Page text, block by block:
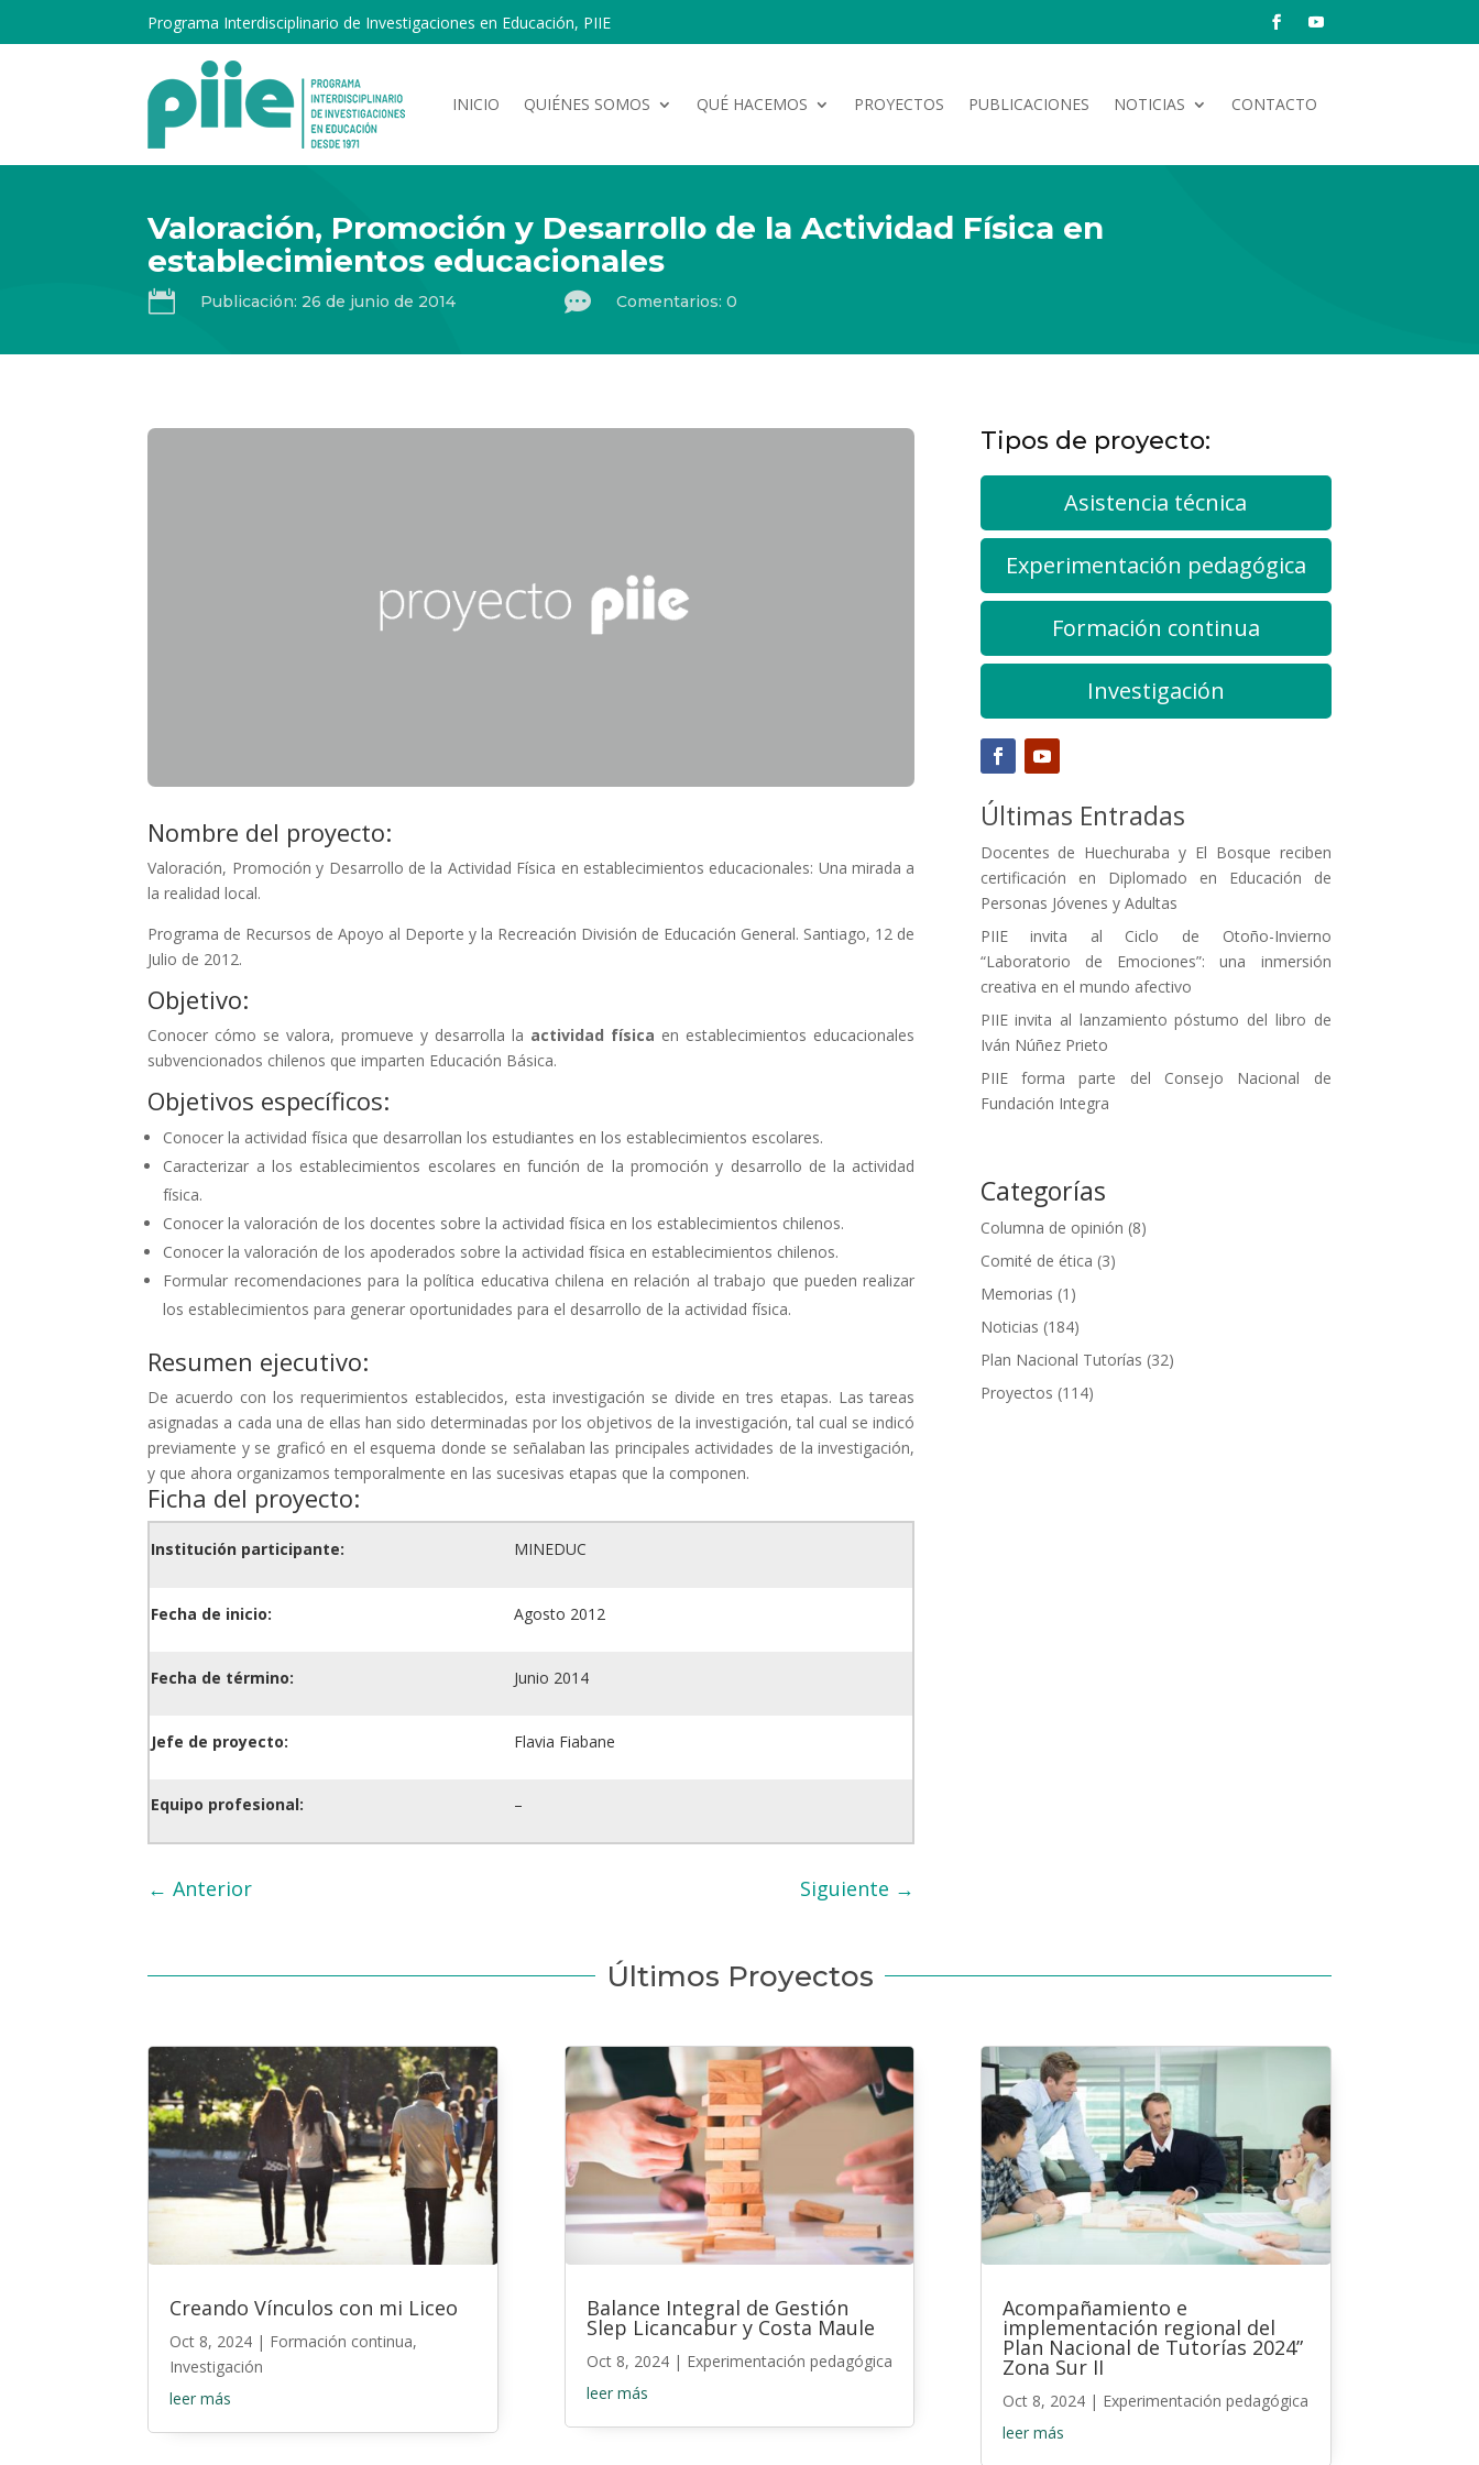
Programa Interdisciplinario de Investigaciones en Educación, PIIE
INICIO QUIÉNES SOMOS QUÉ HACEMOS PROYECTOS PUBLICACIONES NOTICIAS CONTACTO
Valoración, Promoción y Desarrollo de la Actividad Física en
establecimientos educacionales
 Publicación: 26 de junio de 2014  Comentarios: 0
Nombre del proyecto:
Valoración, Promoción y Desarrollo de la Actividad Física en establecimientos educacionales: Una mirada a
la realidad local.
Programa de Recursos de Apoyo al Deporte y la Recreación División de Educación General. Santiago, 12 de
Julio de 2012.
Objetivo:
Conocer cómo se valora, promueve y desarrolla la actividad física en establecimientos educacionales
subvencionados chilenos que imparten Educación Básica.
Objetivos específicos:
Conocer la actividad física que desarrollan los estudiantes en los establecimientos escolares.
Caracterizar a los establecimientos escolares en función de la promoción y desarrollo de la actividad
física.
Conocer la valoración de los docentes sobre la actividad física en los establecimientos chilenos.
Conocer la valoración de los apoderados sobre la actividad física en establecimientos chilenos.
Formular recomendaciones para la política educativa chilena en relación al trabajo que pueden realizar
los establecimientos para generar oportunidades para el desarrollo de la actividad física.
Resumen ejecutivo:
De acuerdo con los requerimientos establecidos, esta investigación se divide en tres etapas. Las tareas
asignadas a cada una de ellas han sido determinadas por los objetivos de la investigación, tal cual se indicó
previamente y se graficó en el esquema donde se señalaban las principales actividades de la investigación,
y que ahora organizamos temporalmente en las sucesivas etapas que la componen.
Ficha del proyecto:
Institución participante: MINEDUC
Fecha de inicio: Agosto 2012
Fecha de término: Junio 2014
Jefe de proyecto: Flavia Fiabane
Equipo profesional: –
←Anterior Siguiente →
Tipos de proyecto:
Asistencia técnica
Experimentación pedagógica
Formación continua
Investigación
Últimas Entradas
Docentes de Huechuraba y El Bosque reciben
certificación en Diplomado en Educación de
Personas Jóvenes y Adultas
PIIE invita al Ciclo de Otoño-Invierno
“Laboratorio de Emociones”: una inmersión
creativa en el mundo afectivo
PIIE invita al lanzamiento póstumo del libro de
Iván Núñez Prieto
PIIE forma parte del Consejo Nacional de
Fundación Integra
Categorías
Columna de opinión (8)
Comité de ética (3)
Memorias (1)
Noticias (184)
Plan Nacional Tutorías (32)
Proyectos (114)
Últimos Proyectos
Creando Vínculos con mi Liceo
Oct 8, 2024 | Formación continua,
Investigación
leer más
Balance Integral de Gestión
Slep Licancabur y Costa Maule
Oct 8, 2024| Experimentación pedagógica
leer más
Acompañamiento e
implementación regional del
Plan Nacional de Tutorías 2024”
Zona Sur II
Oct 8, 2024| Experimentación pedagógica
leer más